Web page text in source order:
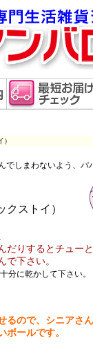
でしまわないよう、パ
クストイ）
だりするとチュー
下さい。
分に乾かして下さい。
るので、シニアさ
ールです。